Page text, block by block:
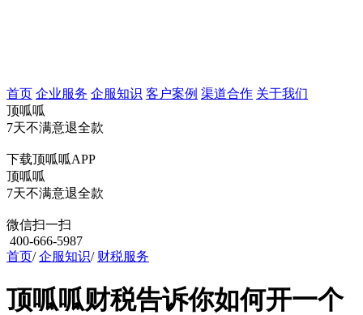
首页 企业服务 企服知识 客户案例 渠道合作 关于我们
顶呱呱
7天不满意退全款
下载顶呱呱APP
顶呱呱
7天不满意退全款
微信扫一扫
400-666-5987
首页/企服知识/ 财税服务
顶呱呱财税告诉你如何开一个